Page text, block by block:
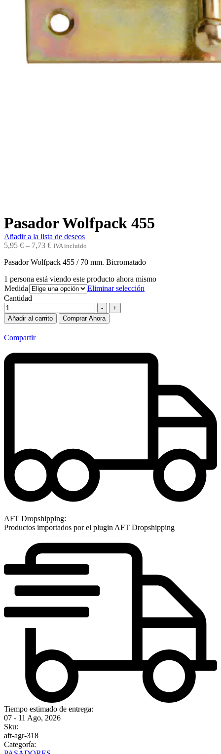
Pasador Wolfpack 455
Añadir a la lista de deseos
5,95 € – 7,73 € IVA incluido
Pasador Wolfpack 455 / 70 mm. Bicromatado
1 persona está viendo este producto ahora mismo
Medida
Eliminar selección
Cantidad
-
+
Añadir al carrito
Comprar Ahora
Compartir
AFT Dropshipping:
Productos importados por el plugin AFT Dropshipping
Tiempo estimado de entrega:
07 - 11 Ago, 2026
Sku:
aft-agr-318
Categoría: